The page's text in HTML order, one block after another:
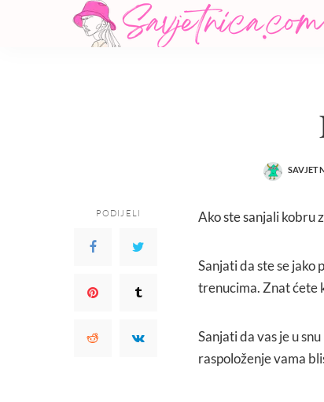
POSTED
PODIJELI Ako ste sanjali kobru
Sanjati da ste se jako
trenucima. Znat ćete
Sanjati da vas je u
raspoloženje vama